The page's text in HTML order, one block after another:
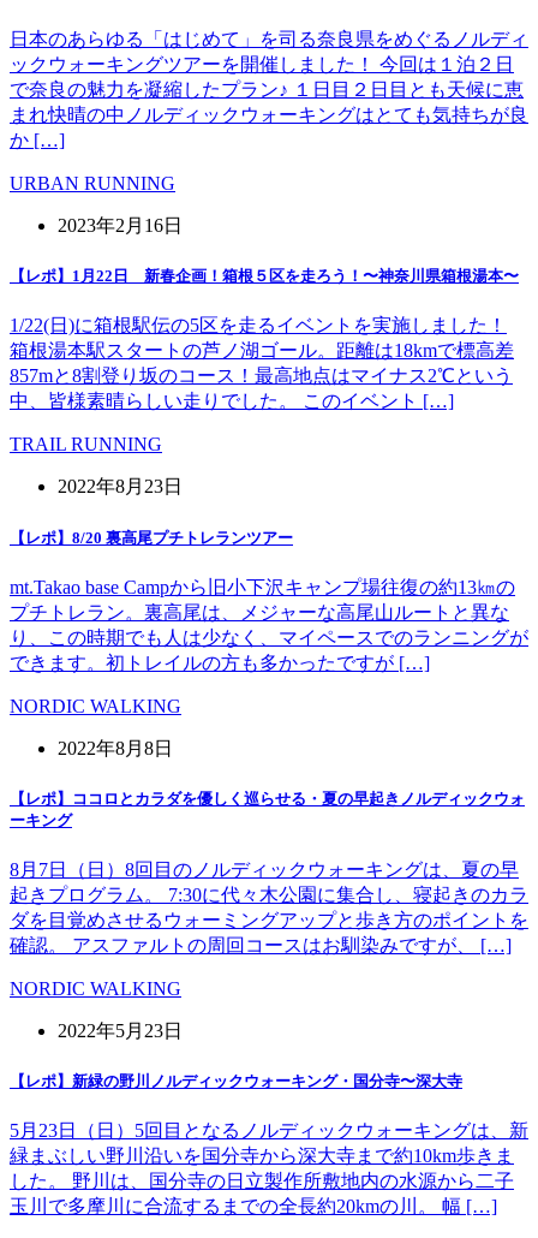
日本のあらゆる「はじめて」を司る奈良県をめぐるノルディ
ックウォーキングツアーを開催しました！ 今回は１泊２日
で奈良の魅力を凝縮したプラン♪ １日目２日目とも天候に恵
まれ快晴の中ノルディックウォーキングはとても気持ちが良
か […]
URBAN RUNNING
2023年2月16日
【レポ】1月22日 新春企画！箱根５区を走ろう！〜神奈川県箱根湯本〜
1/22(日)に箱根駅伝の5区を走るイベントを実施しました！
箱根湯本駅スタートの芦ノ湖ゴール。距離は18kmで標高差
857mと8割登り坂のコース！最高地点はマイナス2℃という
中、皆様素晴らしい走りでした。 このイベント […]
TRAIL RUNNING
2022年8月23日
【レポ】8/20 裏高尾プチトレランツアー
mt.Takao base Campから旧小下沢キャンプ場往復の約13㎞の
プチトレラン。裏高尾は、メジャーな高尾山ルートと異な
り、この時期でも人は少なく、マイペースでのランニングが
できます。初トレイルの方も多かったですが […]
NORDIC WALKING
2022年8月8日
【レポ】ココロとカラダを優しく巡らせる・夏の早起きノルディックウォ
ーキング
8月7日（日）8回目のノルディックウォーキングは、夏の早
起きプログラム。 7:30に代々木公園に集合し、寝起きのカラ
ダを目覚めさせるウォーミングアップと歩き方のポイントを
確認。 アスファルトの周回コースはお馴染みですが、 […]
NORDIC WALKING
2022年5月23日
【レポ】新緑の野川ノルディックウォーキング・国分寺〜深大寺
5月23日（日）5回目となるノルディックウォーキングは、新
緑まぶしい野川沿いを国分寺から深大寺まで約10km歩きま
した。 野川は、国分寺の日立製作所敷地内の水源から二子
玉川で多摩川に合流するまでの全長約20kmの川。 幅 […]